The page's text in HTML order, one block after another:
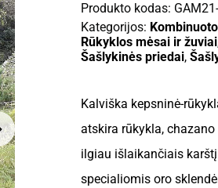
Produkto kodas:
Kategorijos:
Rūkyklos mėsai ir žuviai
Šašlykinės priedai,
Kalviška kepsninė-
atskira rūkykla,
ilgiau išlaikančiais
specialiomis oro